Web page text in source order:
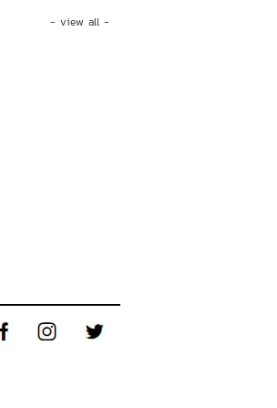
- view all -